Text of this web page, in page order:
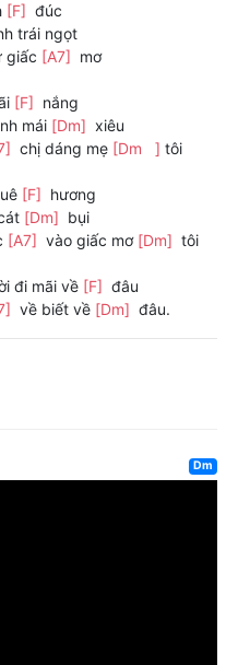
[F] đúc
trái ngọt
giấc [A7] mơ
[F] nắng
mái [Dm] xiêu
chị dáng mẹ [Dm ] tôi
[F] hương
[Dm] bụi
[A7] vào giấc mơ [Dm] tôi
đi mãi về [F] đâu
về biết về [Dm] đâu.
Dm